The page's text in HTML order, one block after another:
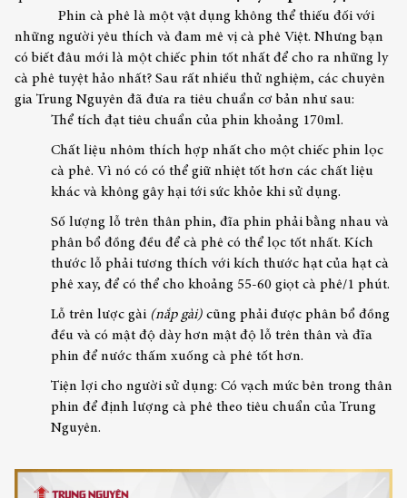
Phin cà phê là một vật dụng không thể thiếu đối với
những người yêu thích và đam mê vị cà phê Việt. Nhưng bạn
có biết đâu mới là một chiếc phin tốt nhất để cho ra những ly
cà phê tuyệt hảo nhất? Sau rất nhiều thử nghiệm, các chuyên
gia Trung Nguyên đã đưa ra tiêu chuẩn cơ bản như sau:
Thể tích đạt tiêu chuẩn của phin khoảng 170ml.
Chất liệu nhôm thích hợp nhất cho một chiếc phin lọc
cà phê. Vì nó có có thể giữ nhiệt tốt hơn các chất liệu
khác và không gây hại tới sức khỏe khi sử dụng.
Số lượng lỗ trên thân phin, đĩa phin phải bằng nhau và
phân bổ đồng đều để cà phê có thể lọc tốt nhất. Kích
thước lỗ phải tương thích với kích thước hạt của hạt cà
phê xay, để có thể cho khoảng 55-60 giọt cà phê/1 phút.
Lỗ trên lược gài (nắp gài) cũng phải được phân bổ đồng
đều và có mật độ dày hơn mật độ lỗ trên thân và đĩa
phin để nước thấm xuống cà phê tốt hơn.
Tiện lợi cho người sử dụng: Có vạch mức bên trong thân
phin để định lượng cà phê theo tiêu chuẩn của Trung
Nguyên.